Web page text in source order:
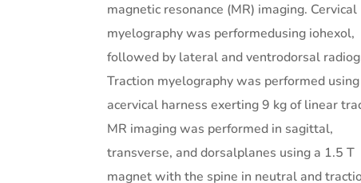
magnetic resonance (MR) imaging. Cervical
myelography was performedusing iohexol,
followed by lateral and ventrodorsal
Traction myelography was performed using
acervical harness exerting 9 kg of linear
MR imaging was performed in sagittal,
transverse, and dorsalplanes using a 1.5 T
magnet with the spine in neutral and